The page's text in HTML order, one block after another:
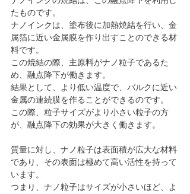
たものです。
ナノインクは、塗布後に加熱焼結を行い、金
属箔に近い金属膜を作り出すことのできる材
料です。
この焼結の際、主原料がナノ粒子であるた
め、融点降下が働きます。
結果として、より低い温度で、バルクに近い
金属の連続膜を作ることができるのです。
この際、粒子サイズがより小さい粒子の方
が、融点降下の効果が大きく働きます。
質量に対し、ナノ粒子は表面積が広大な材料
であり、その表面は極めて高い活性を持って
います。
つまり、ナノ粒子はサイズが小さいほど、よ